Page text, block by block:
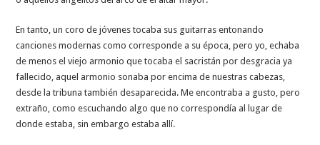
En tanto, un coro de jóvenes tocaba sus guitarras entonando
canciones modernas como corresponde a su época, pero yo, echaba
de menos el viejo armonio que tocaba el sacristán por desgracia ya
fallecido, aquel armonio sonaba por encima de nuestras cabezas,
desde la tribuna también desaparecida. Me encontraba a gusto, pero
extraño, como escuchando algo que no correspondía al lugar de
donde estaba, sin embargo estaba allí.